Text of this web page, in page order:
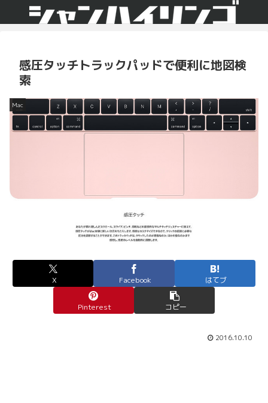
感圧タッチトラックパッドで便利に地図検
索
Mac
X Facebook はてブ
Pinterest コピー
2016.10.10